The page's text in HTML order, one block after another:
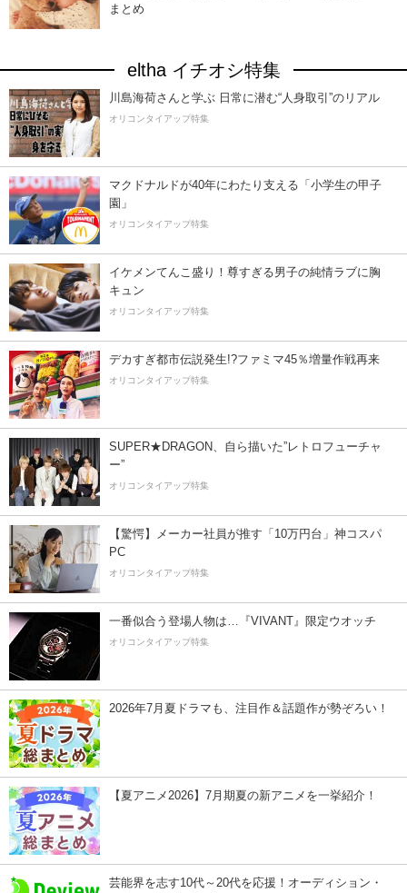
まとめ
eltha イチオシ特集
川島海荷さんと学ぶ 日常に潜む“人身取引”のリアル
オリコンタイアップ特集
マクドナルドが40年にわたり支える「小学生の甲子
園」
オリコンタイアップ特集
イケメンてんこ盛り！尊すぎる男子の純情ラブに胸
キュン
オリコンタイアップ特集
デカすぎ都市伝説発生!?ファミマ45％増量作戦再来
オリコンタイアップ特集
SUPER★DRAGON、自ら描いた”レトロフューチャ
ー”
オリコンタイアップ特集
【驚愕】メーカー社員が推す「10万円台」神コスパ
PC
オリコンタイアップ特集
一番似合う登場人物は…『VIVANT』限定ウオッチ
オリコンタイアップ特集
2026年7月夏ドラマも、注目作＆話題作が勢ぞろい！
【夏アニメ2026】7月期夏の新アニメを一挙紹介！
芸能界を志す10代～20代を応援！オーディション・